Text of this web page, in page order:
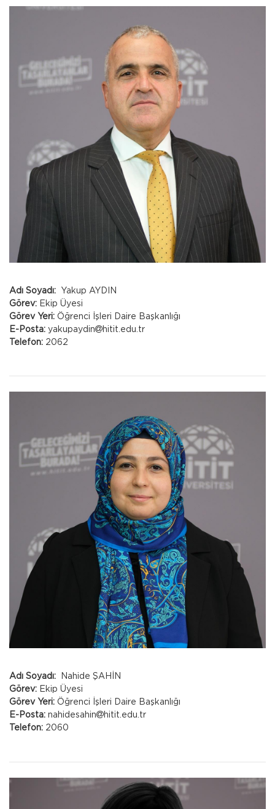
Adı Soyadı: Yakup AYDIN
Görev: Ekip Üyesi
Görev Yeri: Öğrenci İşleri Daire Başkanlığı
E-Posta: yakupaydin
hitit.edu.tr
Telefon: 2062
Adı Soyadı:
Nahide ŞAHİN
Görev: Ekip Üyesi
Görev Yeri: Öğrenci İşleri Daire Başkanlığı
E-Posta: nahidesahin
hitit.edu.tr
Telefon: 2060